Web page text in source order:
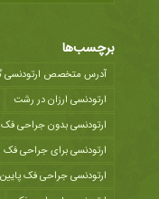
برچسب‌ها
آدرس متخصص ارتودنسی
ارتودنسی ارزان در رشت
ارتودنسی بدون جراحی فک
ارتودنسی برای جراحی فک
ارتودنسی جراحی فک پایین